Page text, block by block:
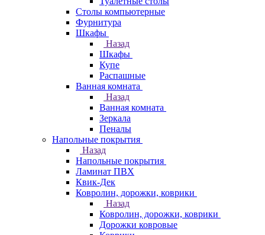
Столы компьютерные
Фурнитура
Шкафы
Назад
Шкафы
Купе
Распашные
Ванная комната
Назад
Ванная комната
Зеркала
Пеналы
Напольные покрытия
Назад
Напольные покрытия
Ламинат ПВХ
Квик-Дек
Ковролин, дорожки, коврики
Назад
Ковролин, дорожки, коврики
Дорожки ковровые